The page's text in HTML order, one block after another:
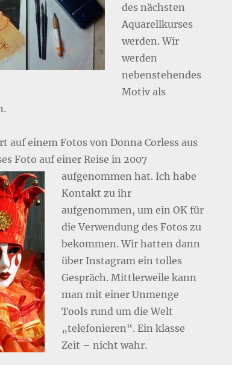
des nächsten
Aquarellkurses
werden. Wir
werden
nebenstehendes
Motiv als
auf einem Fotos von Donna Corless aus
Foto auf einer Reise in 2007
aufgenommen hat. Ich habe
Kontakt zu ihr
aufgenommen, um ein OK für
die Verwendung des Fotos zu
bekommen. Wir hatten dann
über Instagram ein tolles
Gespräch. Mittlerweile kann
man mit einer Unmenge
Tools rund um die Welt
„telefonieren“. Ein klasse
Zeit – nicht wahr.